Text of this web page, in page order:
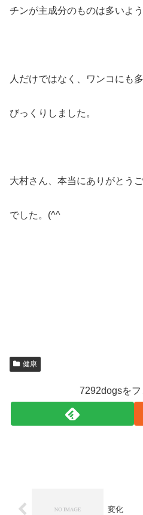
チンが主成分のものは多いよう
人だけではなく、ワンコにも
びっくりしました。
大村さん、本当にありがとう
でした。(^^ゞ
健康
7292dogsをフ
変化